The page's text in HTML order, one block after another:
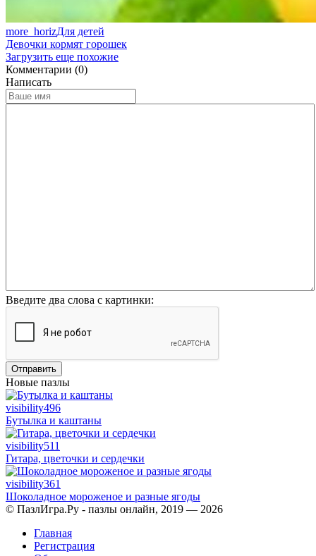
more_horizДля детей
Девочки кормят горошек
Загрузить еще похожие
Комментарии (0)
Написать
Введите два слова с картинки:
Отправить
Новые пазлы
visibility496
Бутылка и каштаны
visibility511
Гитара, цветочки и сердечки
visibility361
Шоколадное мороженое и разные ягоды
© ПазлИгра.Ру - пазлы онлайн, 2019 — 2026
Главная
Регистрация